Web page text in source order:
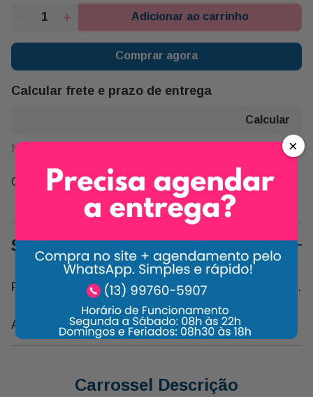
Adicionar ao carrinho
Comprar agora
Calcular frete e prazo de entrega
Não sei meu CEP
Compartilhe:
Sobre o Produto
Para Decorar o Presente Daquela Pessoa Especial.
Aprox. 15 Cm
Carrossel Descrição
×